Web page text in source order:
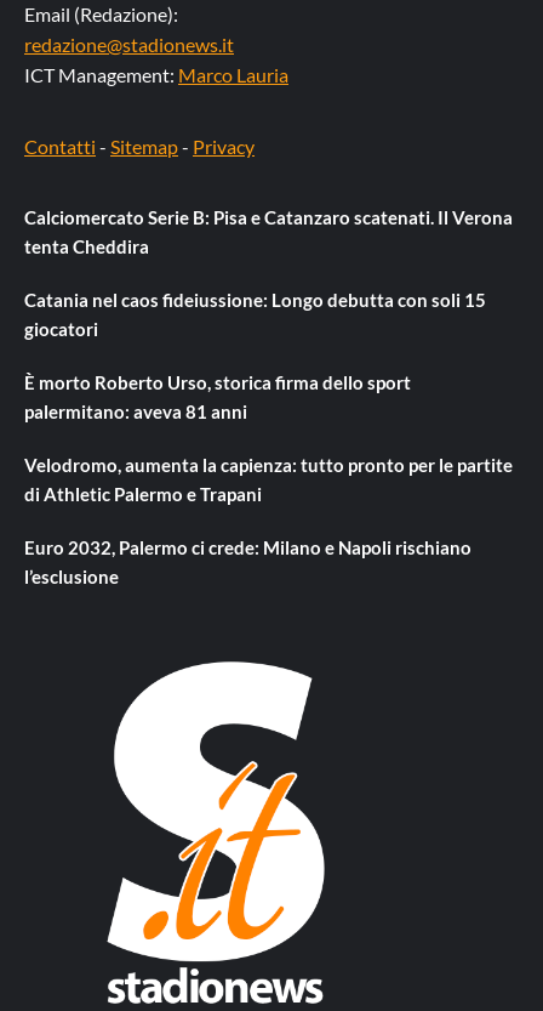
Email (Redazione):
redazione@stadionews.it
ICT Management: Marco Lauria
Contatti - Sitemap- Privacy
Calciomercato Serie B: Pisa e Catanzaro scatenati. Il Verona
tenta Cheddira
Catania nel caos fideiussione: Longo debutta con soli 15
giocatori
È morto Roberto Urso, storica firma dello sport
palermitano: aveva 81 anni
Velodromo, aumenta la capienza: tutto pronto per le partite
di Athletic Palermo e Trapani
Euro 2032, Palermo ci crede: Milano e Napoli rischiano
l’esclusione